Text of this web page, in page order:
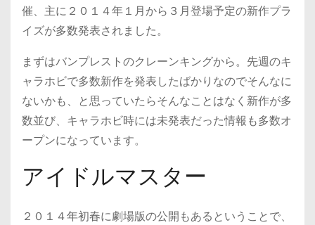
催、主に２０１４年１月から３月登場予定の新作プラ
イズが多数発表されました。
まずはバンプレストのクレーンキングから。先週のキ
ャラホビで多数新作を発表したばかりなのでそんなに
ないかも、と思っていたらそんなことはなく新作が多
数並び、キャラホビ時には未発表だった情報も多数オ
ープンになっています。
アイドルマスター
２０１４年初春に劇場版の公開もあるということで、